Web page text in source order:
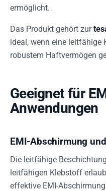
ermöglicht.
Das Produkt gehört zur
ideal, wenn eine
robustem Haftvermögen
Geeignet für
Anwendungen
EMI-Abschirmung
Die leitfähige
leitfähigen Klebstoff
effektive EMI-